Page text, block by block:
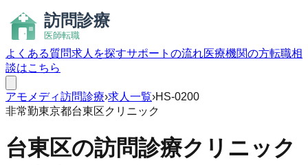
よくある質問求人を探すサポートの流れ医療機関の方転職相
談はこちら
アモメディ訪問診療›求人一覧›HS-0200
非常勤東京都台東区クリニック
台東区の訪問診療クリニック